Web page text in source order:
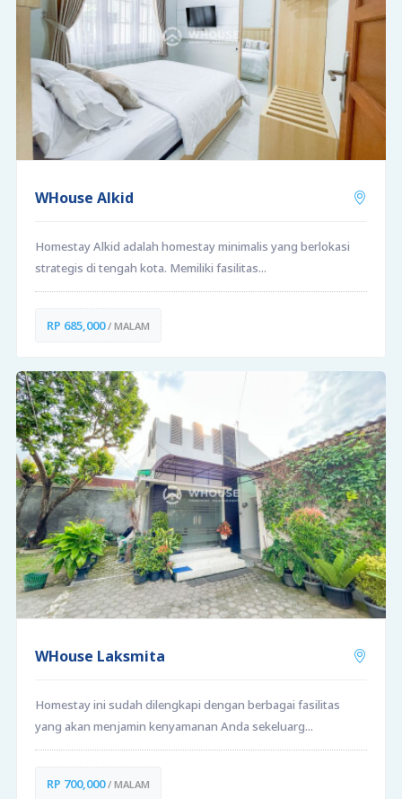
WHouse Alkid
Homestay Alkid adalah homestay minimalis yang berlokasi
strategis di tengah kota. Memiliki fasilitas...
RP 685,000/ MALAM
WHouse Laksmita
Homestay ini sudah dilengkapi dengan berbagai fasilitas
yang akan menjamin kenyamanan Anda sekeluarg...
RP 700,000/ MALAM